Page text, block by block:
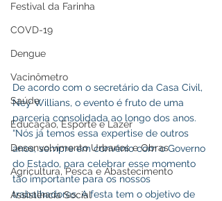
Festival da Farinha
COVD-19
Dengue
Vacinômetro
Saúde
Educação, Esporte e Lazer
Desenvolvimento Urbanos e Obras
Agricultura, Pesca e Abastecimento
Assistência Social
De acordo com o secretário da Casa Civil,
Ney Willians, o evento é fruto de uma
parceria consolidada ao longo dos anos.
“Nós já temos essa expertise de outros
anos, sempre em convênio com o Governo
do Estado, para celebrar esse momento
tão importante para os nossos
trabalhadores. A festa tem o objetivo de